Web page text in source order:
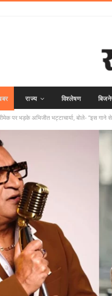
राज्य विश्लेषण
रीमेक पर भड़के अभिजीत भट्टाचार्या, बोले- “इस